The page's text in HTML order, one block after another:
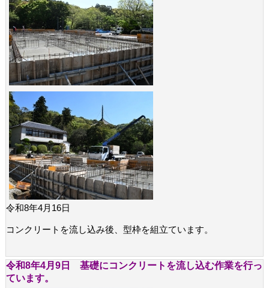
令和8年4月16日
コンクリートを流し込み後、型枠を組立ています。
令和8年4月9日 基礎にコンクリートを流し込む作業を行っ
ています。